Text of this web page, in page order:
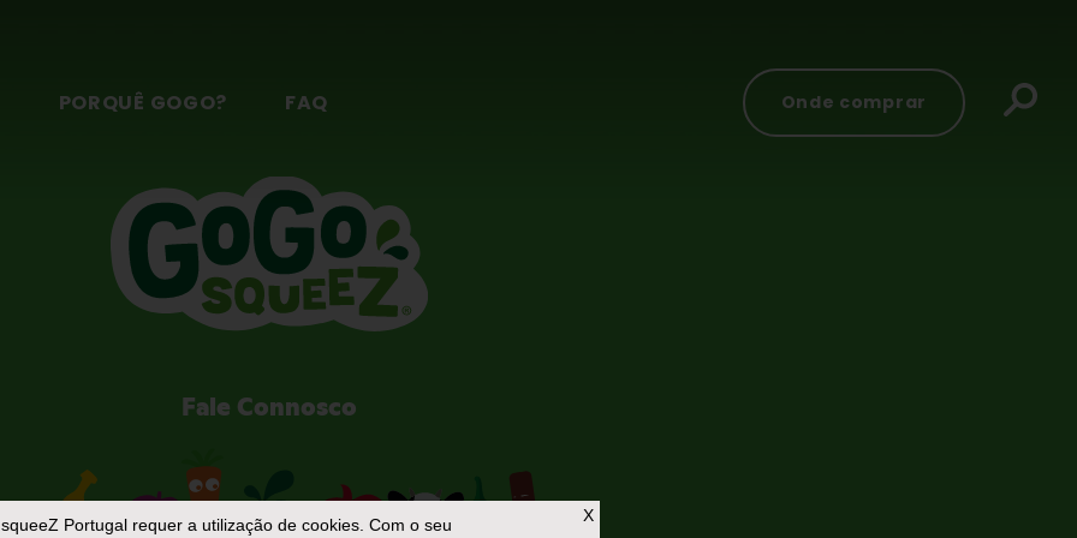
PORQUÊ GOGO? FAQ Onde comprar
Fale Connosco
X
Portugal requer a utilização de cookies. Com o seu